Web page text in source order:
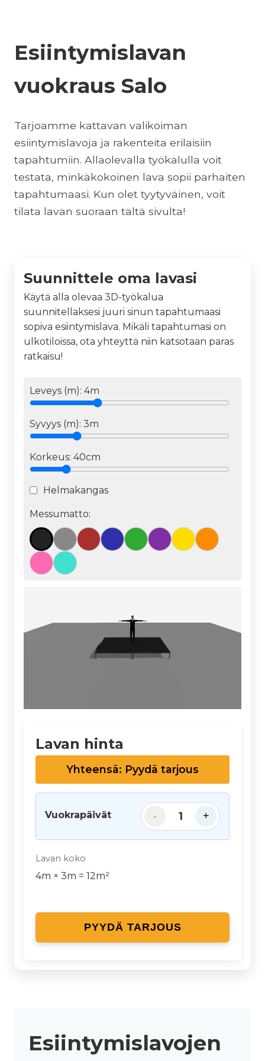
Esiintymislavan
vuokraus Salo
Tarjoamme kattavan valikoiman
esiintymislavoja ja rakenteita erilaisiin
tapahtumiin. Allaolevalla työkalulla voit
testata, minkäkokoinen lava sopii parhaiten
tapahtumaasi. Kun olet tyytyväinen, voit
tilata lavan suoraan tältä sivulta!
Suunnittele oma lavasi
Käytä alla olevaa 3D-työkalua
suunnitellaksesi juuri sinun tapahtumaasi
sopiva esiintymislava. Mikäli tapahtumasi on
ulkotiloissa, ota yhteyttä niin katsotaan paras
ratkaisu!
Leveys (m): 4m
Syvyys (m): 3m
Korkeus: 40cm
Helmakangas
Messumatto:
Lavan hinta
Yhteensä: Pyydä tarjous
Vuokrapäivät - 1 +
Lavan koko
4m × 3m = 12m²
PYYDÄ TARJOUS
Esiintymislavojen